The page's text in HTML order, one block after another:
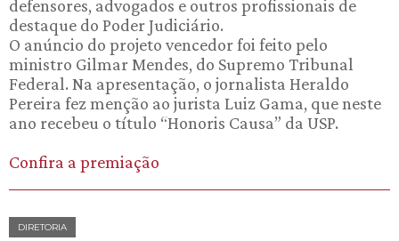
defensores, advogados e outros profissionais de
destaque do Poder Judiciário.
O anúncio do projeto vencedor foi feito pelo
ministro Gilmar Mendes, do Supremo Tribunal
Federal. Na apresentação, o jornalista Heraldo
Pereira fez menção ao jurista Luiz Gama, que neste
ano recebeu o título “Honoris Causa” da USP.
Confira a premiação
DIRETORIA